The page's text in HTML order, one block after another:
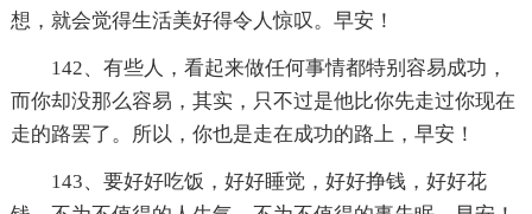
想，就会觉得生活美好得令人惊叹。早安！
142、有些人，看起来做任何事情都特别容易成功，
而你却没那么容易，其实，只不过是他比你先走过你现在
走的路罢了。所以，你也是走在成功的路上，早安！
143、要好好吃饭，好好睡觉，好好挣钱，好好花